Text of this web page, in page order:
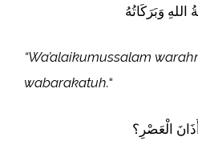
وَبَرَكَاتُهُ
“Wa’alaikumussalam
wabarakatuh.“
الْعَصْرِ؟